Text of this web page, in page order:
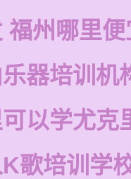
福州哪里
器培训机
以学尤克
歌培训学